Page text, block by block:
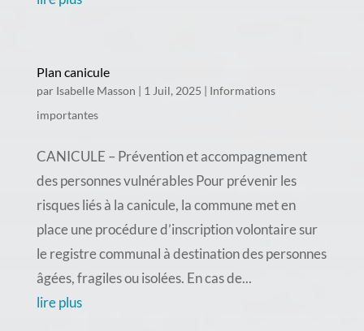
Plan canicule
par Isabelle Masson | 1 Juil, 2025 | Informations
importantes
CANICULE – Prévention et accompagnement
des personnes vulnérables Pour prévenir les
risques liés à la canicule, la commune met en
place une procédure d’inscription volontaire sur
le registre communal à destination des personnes
âgées, fragiles ou isolées. En cas de...
lire plus